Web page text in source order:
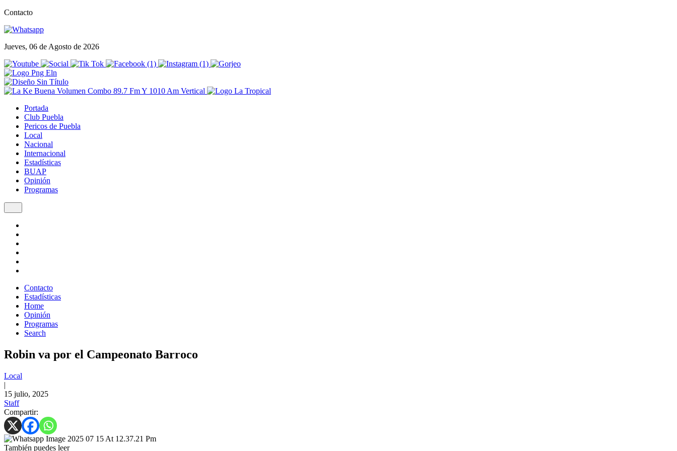
Contacto
Jueves, 06 de Agosto de 2026
Portada
Club Puebla
Pericos de Puebla
Local
Nacional
Internacional
Estadísticas
BUAP
Opinión
Programas
Contacto
Estadísticas
Home
Opinión
Programas
Search
Robin va por el Campeonato Barroco
Local
|
15 julio, 2025
Staff
Compartir:
También puedes leer